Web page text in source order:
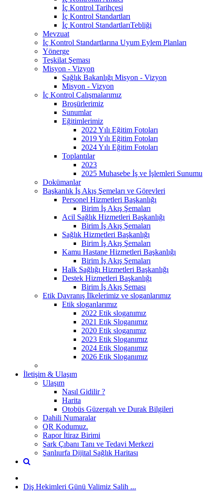
İç Kontrol Tarihçesi
İç Kontrol Standartları
İç Kontrol StandartlarıTebliği
Mevzuat
İç Kontrol Standartlarına Uyum Eylem Planları
Yönerge
Teşkilat Şeması
Misyon - Vizyon
Sağlık Bakanlığı Misyon - Vizyon
Misyon - Vizyon
İç Kontrol Çalışmalarımız
Broşürlerimiz
Sunumlar
Eğitimlerimiz
2022 Yılı Eğitim Fotoları
2019 Yılı Eğitim Fotoları
2024 Yılı Eğitim Fotoları
Toplantılar
2023
2025 Muhasebe İş ve İşlemleri Sunumu
Dokümanlar
Başkanlık İş Akış Şemeları ve Görevleri
Personel Hizmetleri Başkanlığı
Birim İş Akış Şemaları
Acil Sağlık Hizmetleri Başkanlığı
Birim İş Akış Şemaları
Sağlık Hizmetleri Başkanlığı
Birim İş Akış Şemaları
Kamu Hastane Hizmetleri Başkanlığı
Birim İş Akış Şemaları
Halk Sağlığı Hizmetleri Başkanlığı
Destek Hizmetleri Başkanlığı
Birim İş Akış Şeması
Etik Davranış İlkelerimiz ve sloganlarımız
Etik sloganlarımız
2022 Etik sloganımız
2021 Etik Sloganımız
2020 Etik sloganımız
2023 Etik Sloganımız
2024 Etik Sloganımız
2026 Etik Sloganımız
İletişim & Ulaşım
Ulaşım
Nasıl Gidilir ?
Harita
Otobüs Güzergah ve Durak Bilgileri
Dahili Numaralar
QR Kodumuz.
Rapor İtiraz Birimi
Şark Çıbanı Tanı ve Tedavi Merkezi
Şanlıurfa Dijital Sağlık Haritası
Diş Hekimleri Günü Valimiz Salih ...